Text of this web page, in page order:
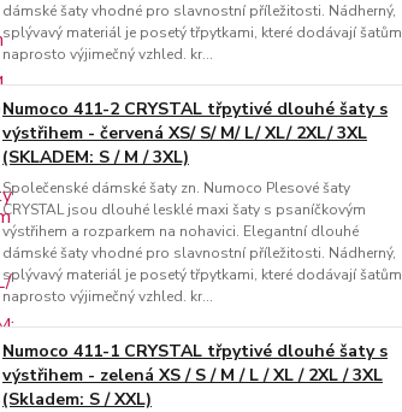
dámské šaty vhodné pro slavnostní příležitosti. Nádherný,
splývavý materiál je posetý třpytkami, které dodávají šatům
naprosto výjimečný vzhled. kr...
Numoco 411-2 CRYSTAL třpytivé dlouhé šaty s
výstřihem - červená XS/ S/ M/ L/ XL/ 2XL/ 3XL
(SKLADEM: S / M / 3XL)
Společenské dámské šaty zn. Numoco Plesové šaty
CRYSTAL jsou dlouhé lesklé maxi šaty s psaníčkovým
výstřihem a rozparkem na nohavici. Elegantní dlouhé
dámské šaty vhodné pro slavnostní příležitosti. Nádherný,
splývavý materiál je posetý třpytkami, které dodávají šatům
naprosto výjimečný vzhled. kr...
Numoco 411-1 CRYSTAL třpytivé dlouhé šaty s
výstřihem - zelená XS / S / M / L / XL / 2XL / 3XL
(Skladem: S / XXL)